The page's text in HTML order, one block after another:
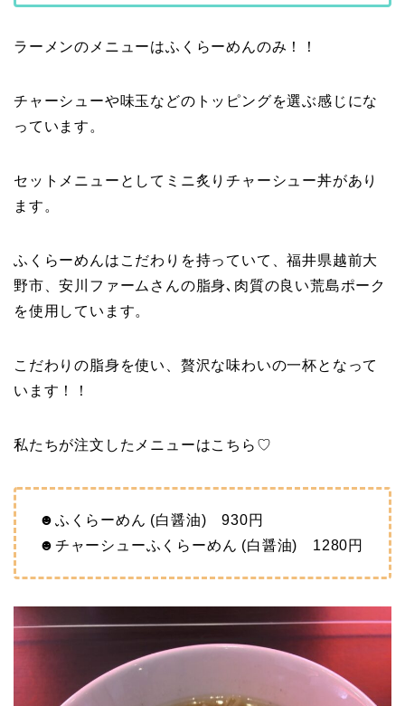
ラーメンのメニューはふくらーめんのみ！！
チャーシューや味玉などのトッピングを選ぶ感じにな
っています。
セットメニューとしてミニ炙りチャーシュー丼があり
ます。
ふくらーめんはこだわりを持っていて、福井県越前大
野市、安川ファームさんの脂身､肉質の良い荒島ポーク
を使用しています。
こだわりの脂身を使い、贅沢な味わいの一杯となって
います！！
私たちが注文したメニューはこちら♡
☻ふくらーめん (白醤油) 930円
☻チャーシューふくらーめん (白醤油) 1280円